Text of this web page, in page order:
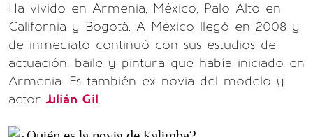
Ha vivido en Armenia, México, Palo Alto en
California y Bogotá. A México llegó en 2008 y
de inmediato continuó con sus estudios de
actuación, baile y pintura que había iniciado en
Armenia. Es también ex novia del modelo y
actor Julián Gil.